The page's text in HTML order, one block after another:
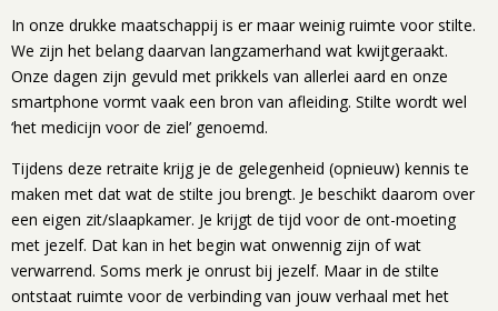
In onze drukke maatschappij is er maar weinig ruimte voor stilte.
We zijn het belang daarvan langzamerhand wat kwijtgeraakt.
Onze dagen zijn gevuld met prikkels van allerlei aard en onze
smartphone vormt vaak een bron van afleiding. Stilte wordt wel
‘het medicijn voor de ziel’ genoemd.
Tijdens deze retraite krijg je de gelegenheid (opnieuw) kennis te
maken met dat wat de stilte jou brengt. Je beschikt daarom over
een eigen zit/slaapkamer. Je krijgt de tijd voor de ont-moeting
met jezelf. Dat kan in het begin wat onwennig zijn of wat
verwarrend. Soms merk je onrust bij jezelf. Maar in de stilte
ontstaat ruimte voor de verbinding van jouw verhaal met het